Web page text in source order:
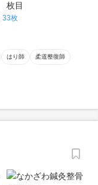
33枚
はり師 柔道整復師